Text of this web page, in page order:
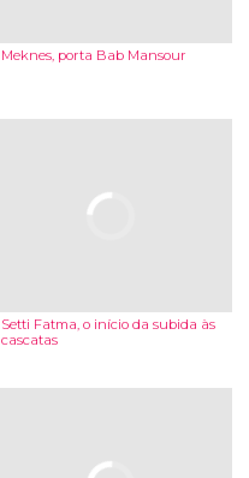
Meknes, porta Bab Mansour
Setti Fatma, o início da subida às
cascatas